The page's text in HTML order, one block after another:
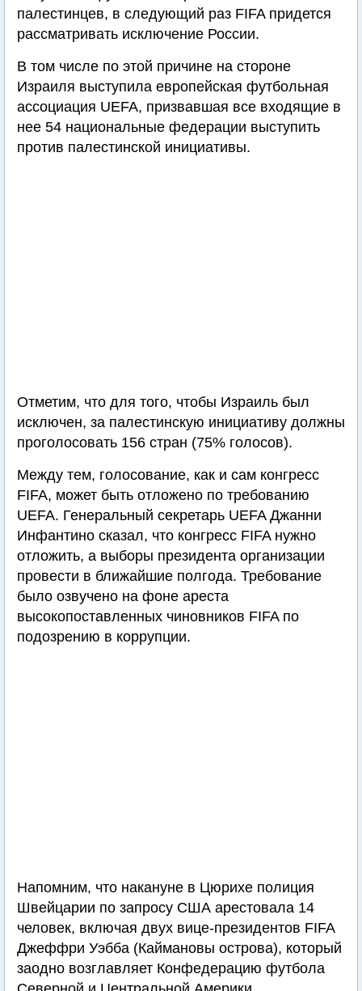
палестинцев, в следующий раз FIFA придется
рассматривать исключение России.
В том числе по этой причине на стороне
Израиля выступила европейская футбольная
ассоциация UEFA, призвавшая все входящие в
нее 54 национальные федерации выступить
против палестинской инициативы.
Отметим, что для того, чтобы Израиль был
исключен, за палестинскую инициативу должны
проголосовать 156 стран (75% голосов).
Между тем, голосование, как и сам конгресс
FIFA, может быть отложено по требованию
UEFA. Генеральный секретарь UEFA Джанни
Инфантино сказал, что конгресс FIFA нужно
отложить, а выборы президента организации
провести в ближайшие полгода. Требование
было озвучено на фоне ареста
высокопоставленных чиновников FIFA по
подозрению в коррупции.
Напомним, что накануне в Цюрихе полиция
Швейцарии по запросу США арестовала 14
человек, включая двух вице-президентов FIFA
Джеффри Уэбба (Каймановы острова), который
заодно возглавляет Конфедерацию футбола